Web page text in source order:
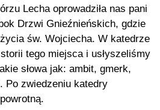
Lecha oprowadziła nas pani
Drzwi Gnieźnieńskich, gdzie
św. Wojciecha. W katedrze
tego miejsca i usłyszeliśmy
słowa jak: ambit, gmerk,
Po zwiedzeniu katedry